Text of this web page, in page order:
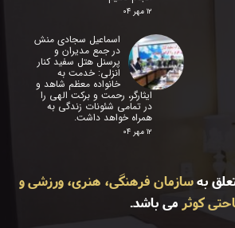
بهسازمان فرهنگی، هنری، ورزشی و
کوثر می باشد.
۱۲ مهر ۰۴
اسماعیل سجادی منش
در جمع مدیران و
پرسنل هتل سفید کنار
انزلی: خدمت به
خانواده معظم شاهد و
ایثارگر، رحمت و برکت الهی را
در تمامی شئونات زندگی به
همراه خواهد داشت.
۱۲ مهر ۰۴